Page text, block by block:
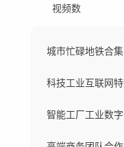
视频数
城市忙碌地铁合集
科技工业互联网
智能工厂工业数